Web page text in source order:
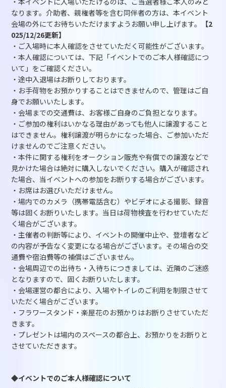
なります。介助者、親権者等を含む同伴者の方は、本イベント
会場の外にてお待ちいただけますようお願い申し上げます。
【2
025/12/26更新】
・ご入場時に本人確認をさせていただく可能性がございます。
・本人確認については、下記「イベントでのご本人様確認につ
いて」をご確認ください。
・途中入退場はお断りしております。
・お手荷物をお預かりすることはできませんので、管理はご自
身でお願いいたします。
・会場までの交通費は、お客様ご自身のご負担となります。
・ご参加の権利はいかなる理由があっても他人に譲渡すること
はできません。権利譲渡が明らかになった場合、ご参加いただ
けませんのでご注意ください。
・本件に関する権利をオークション販売や有償での譲渡などで
見かけた場合は絶対に購入しないでください。購入が確認され
た場合、当イベントへの参加をお断りする場合がございます。
・お席はお選びいただけません。
・場内でのカメラ（携帯電話含む）やビデオによる撮影、録音
等は固くお断りいたします。当日は荷物検査を行わせていただ
く場合がございます。
・主催者の判断等により、イベントの開催中止や、登壇者など
の内容が予告なく変更になる場合がございます。その場合の交
通費や宿泊費等の補償はございません。
・会場周辺での出待ち・入待ちにつきましては、近隣のご迷惑
となりますので、固くお断りいたします。
・会場運営の都合により、入場やトイレのご利用を制限させて
いただく場合がございます。
・フラワースタンド・楽屋花のお預かりはお断りさせていただ
きます。
・プレゼントは場内のスペースの都合上、お預かりをお断りと
させていただきます。
◆イベントでのご本人様確認について